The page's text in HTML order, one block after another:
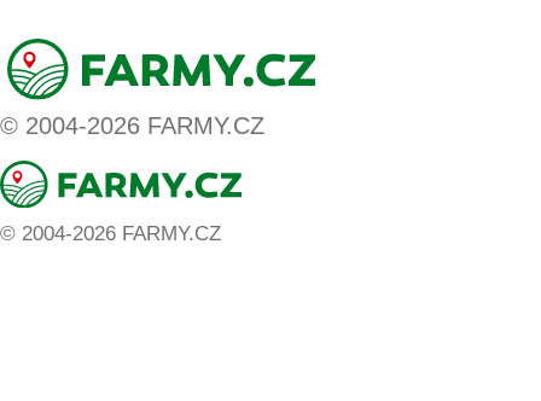
© 2004-2026 FARMY.CZ
© 2004-2026 FARMY.CZ